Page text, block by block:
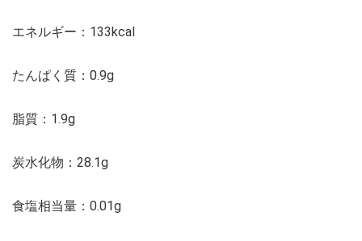
エネルギー：133kcal
たんぱく質：0.9g
脂質：1.9g
炭水化物：28.1g
食塩相当量：0.01g